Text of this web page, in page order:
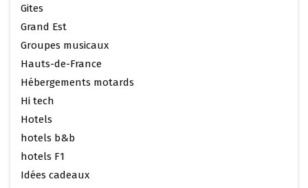
Gites
Grand Est
Groupes musicaux
Hauts-de-France
Hébergements motards
Hi tech
Hotels
hotels b&b
hotels F1
Idées cadeaux